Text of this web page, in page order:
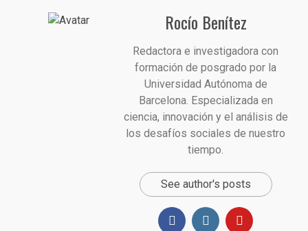
Rocío Benítez
Redactora e investigadora con
formación de posgrado por la
Universidad Autónoma de
Barcelona. Especializada en
ciencia, innovación y el análisis de
los desafíos sociales de nuestro
tiempo.
See author's posts